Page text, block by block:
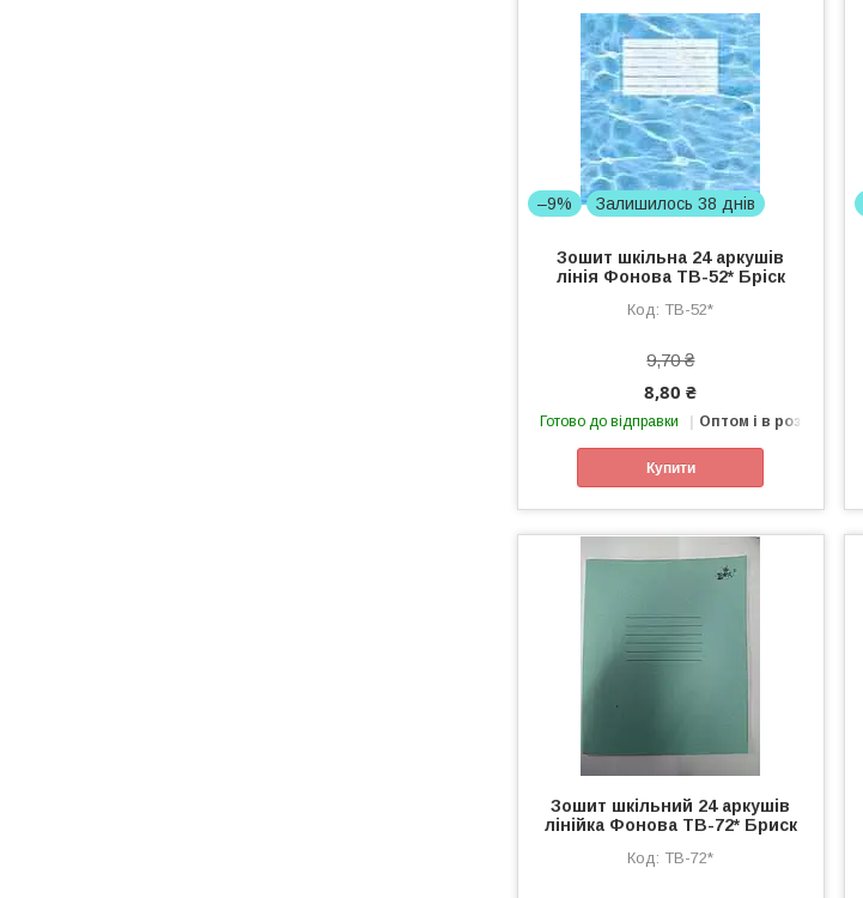
–9% Залишилось 38 днів
Зошит шкільна 24 аркушів
лінія Фонова ТВ-52* Бріск
ТВ-52*
9,70 ₴
8,80 ₴
Готово до відправки Оптом і в роздріб
Купити
Зошит шкільний 24 аркушів
лінійка Фонова ТВ-72* Бриск
ТВ-72*